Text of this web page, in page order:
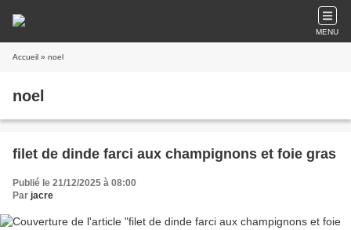
MENU
Accueil » noel
noel
filet de dinde farci aux champignons et foie gras
Publié le 21/12/2025 à 08:00
Par jacre